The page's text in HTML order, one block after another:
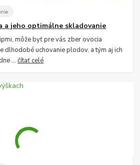
a jeho optimálne skladovanie
môže byť pre vás zber ovocia
dlhodobé uchovanie plodov, a tým aj ich
...čítať celé